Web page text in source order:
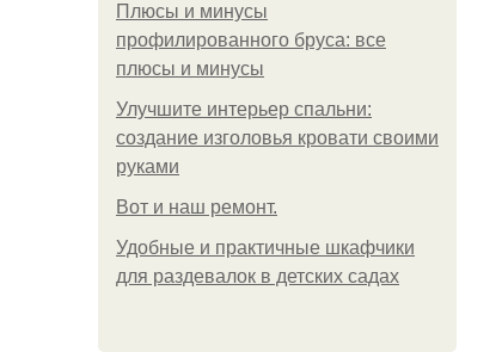
Плюсы и минусы
профилированного бруса: все
плюсы и минусы
Улучшите интерьер спальни:
создание изголовья кровати своими
руками
Boт и наш ремoнт.
Удобные и практичные шкафчики
для раздевалок в детских садах